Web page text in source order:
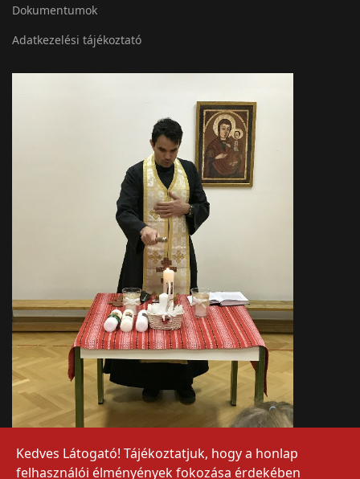
Dokumentumok
Adatkezelési tájékoztató
Kedves Látogató! Tájékoztatjuk, hogy a honlap
felhasználói élményények fokozása érdekében